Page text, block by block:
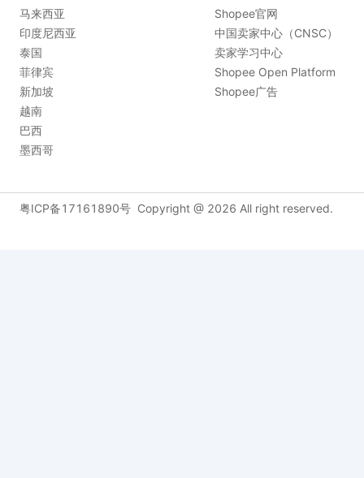
马来西亚
印度尼西亚
泰国
菲律宾
新加坡
越南
巴西
墨西哥
Shopee官网
中国卖家中心（CNSC）
卖家学习中心
Shopee Open Platform
Shopee广告
粤ICP备17161890号 Copyright @ 2026 All right reserved.